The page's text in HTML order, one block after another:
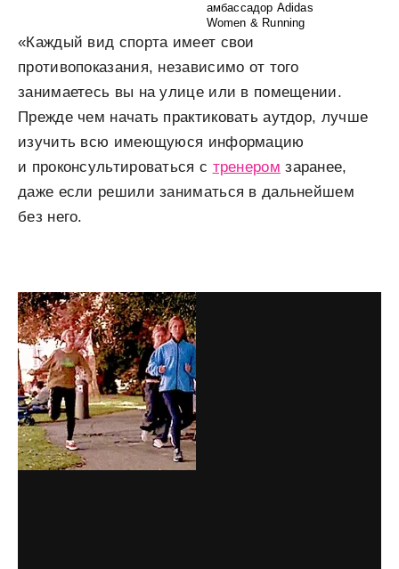
амбассадор Adidas
Women & Running
«Каждый вид спорта имеет свои
противопоказания, независимо от того
занимаетесь вы на улице или в помещении.
Прежде чем начать практиковать аутдор, лучше
изучить всю имеющуюся информацию
и проконсультироваться с тренером заранее,
даже если решили заниматься в дальнейшем
без него.